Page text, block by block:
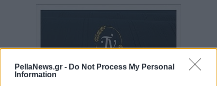
PellaNews.gr - Do Not Process My Personal
Information